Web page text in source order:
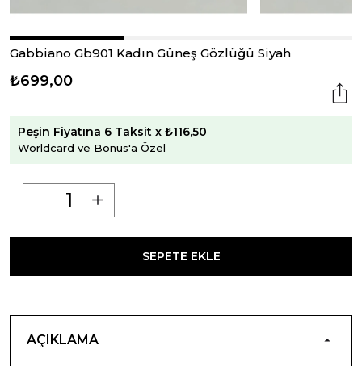
Gabbiano Gb901 Kadın Güneş Gözlüğü Siyah
₺699,00
Peşin Fiyatına 6 Taksit x ₺116,50
Worldcard ve Bonus'a Özel
SEPETE EKLE
AÇIKLAMA